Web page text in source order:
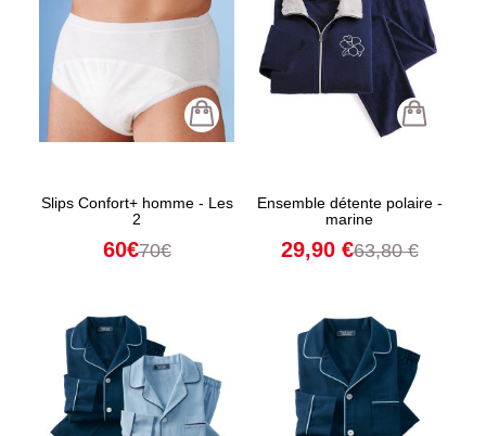
Slips Confort+ homme - Les
2
60€70€
Ensemble détente polaire -
marine
29,90 €63,80 €